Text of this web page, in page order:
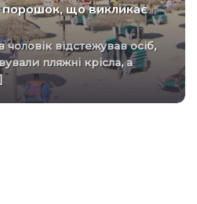
порошок, що викликає
пляжні крісла, а